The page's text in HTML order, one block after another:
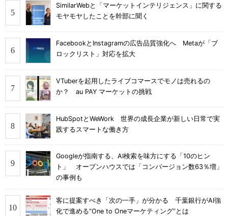
SimilarWebと「マーケットインテリジェンス」に関する
モヤモヤしたことを幹部に聞く
FacebookとInstagramの広告品質強化へ Metaが「ブ
ロックリスト」対応を拡大
VTuberを起用したライブコマースでモノは売れるの
か？ au PAY マーケットの挑戦
HubSpotとWeWork 世界の成長企業が新しい日常で実
践するスマートな働き方
Googleが指南する、AI検索を味方にする「10のヒン
ト」 オープンハウスでは「コンバージョン数63％増」
の事例も
客に提案すべき「次の一手」が分かる 千葉銀行がAI強
化で進める“One to Oneマーケティング”とは